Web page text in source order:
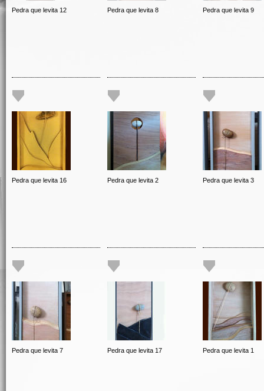
Pedra que levita 12 Pedra que levita 8 Pedra que levita 9
Pedra que levita 16 Pedra que levita 2 Pedra que levita 3
Pedra que levita 7 Pedra que levita 17 Pedra que levita 1